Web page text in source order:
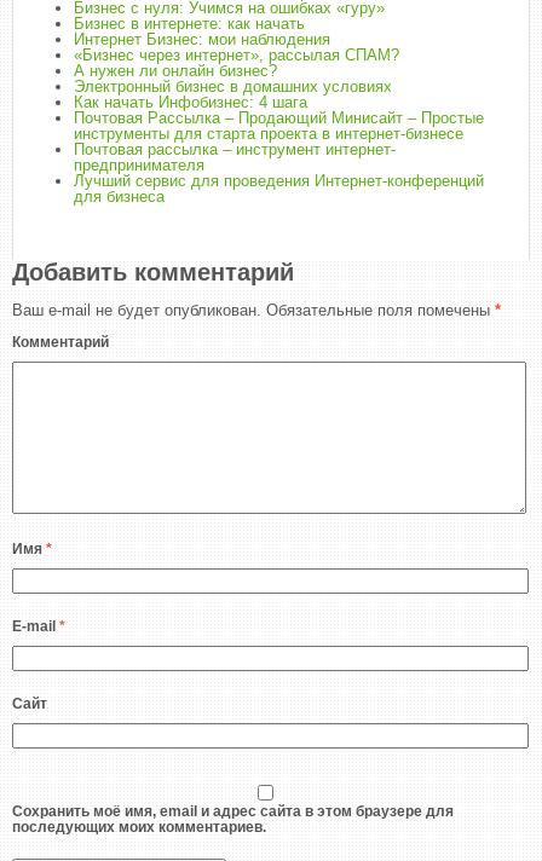
Бизнес с нуля: Учимся на ошибках «гуру»
Бизнес в интернете: как начать
Интернет Бизнес: мои наблюдения
«Бизнес через интернет», рассылая СПАМ?
А нужен ли онлайн бизнес?
Электронный бизнес в домашних условиях
Как начать Инфобизнес: 4 шага
Почтовая Рассылка – Продающий Минисайт – Простые
инструменты для старта проекта в интернет-бизнесе
Почтовая рассылка – инструмент интернет-
предпринимателя
Лучший сервис для проведения Интернет-конференций
для бизнеса
Добавить комментарий
Ваш e-mail не будет опубликован. Обязательные поля помечены *
Комментарий
Имя *
E-mail *
Сайт
Сохранить моё имя, email и адрес сайта в этом браузере для
последующих моих комментариев.